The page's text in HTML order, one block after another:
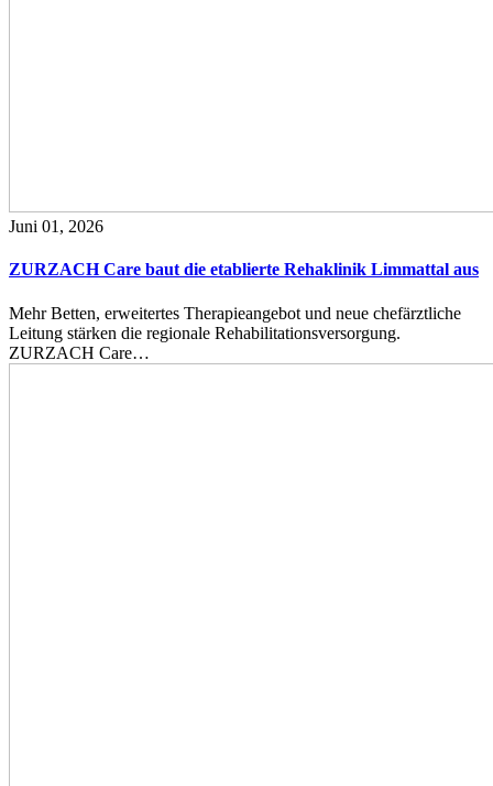
Juni 01, 2026
ZURZACH Care baut die etablierte Rehaklinik Limmattal aus
Mehr Betten, erweitertes Therapieangebot und neue chefärztliche
Leitung stärken die regionale Rehabilitationsversorgung.
ZURZACH Care…